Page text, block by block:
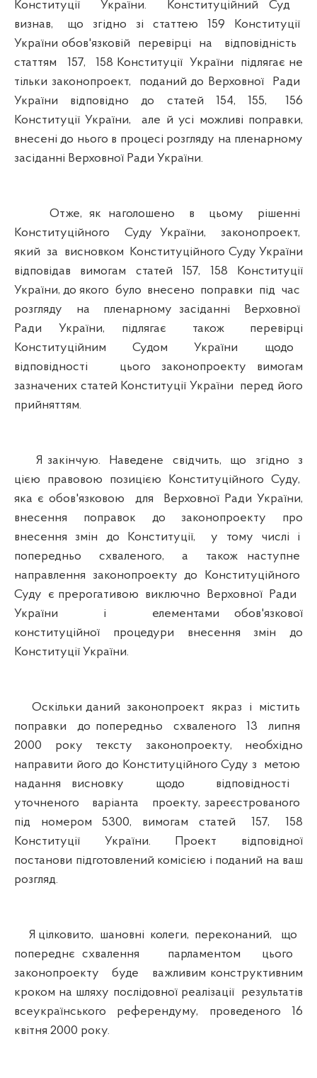
Конституції України. Конституційний Суд
визнав, що згідно зі статтею 159 Конституції
України обов'язковій перевірці на відповідність
статтям 157, 158 Конституції України підлягає не
тільки законопроект, поданий до Верховної Ради
України відповідно до статей 154, 155, 156
Конституції України, але й усі можливі поправки,
внесені до нього в процесі розгляду на пленарному
засіданні Верховної Ради України.
Отже, як наголошено в цьому рішенні
Конституційного Суду України, законопроект,
який за висновком Конституційного Суду України
відповідав вимогам статей 157, 158 Конституції
України, до якого було внесено поправки під час
розгляду на пленарному засіданні Верховної
Ради України, підлягає також перевірці
Конституційним Судом України щодо
відповідності цього законопроекту вимогам
зазначених статей Конституції України перед його
прийняттям.
Я закінчую. Наведене свідчить, що згідно з
цією правовою позицією Конституційного Суду,
яка є обов'язковою для Верховної Ради України,
внесення поправок до законопроекту про
внесення змін до Конституції, у тому числі і
попередньо схваленого, а також наступне
направлення законопроекту до Конституційного
Суду є прерогативою виключно Верховної Ради
України і елементами обов'язкової
конституційної процедури внесення змін до
Конституції України.
Оскільки даний законопроект якраз і містить
поправки до попередньо схваленого 13 липня
2000 року тексту законопроекту, необхідно
направити його до Конституційного Суду з метою
надання висновку щодо відповідності
уточненого варіанта проекту, зареєстрованого
під номером 5300, вимогам статей 157, 158
Конституції України. Проект відповідної
постанови підготовлений комісією і поданий на ваш
розгляд.
Я цілковито, шановні колеги, переконаний, що
попереднє схвалення парламентом цього
законопроекту буде важливим конструктивним
кроком на шляху послідовної реалізації результатів
всеукраїнського референдуму, проведеного 16
квітня 2000 року.